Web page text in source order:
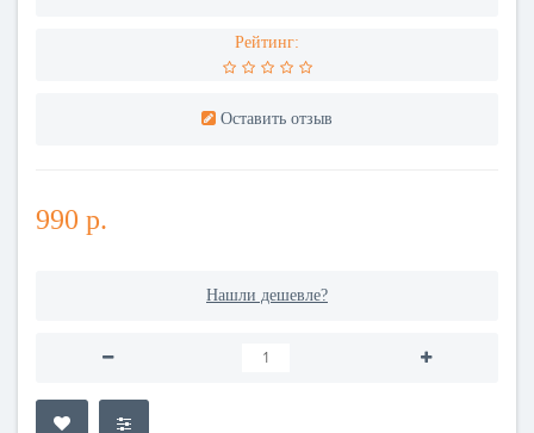
Рейтинг:
Оставить отзыв
990 р.
Нашли дешевле?